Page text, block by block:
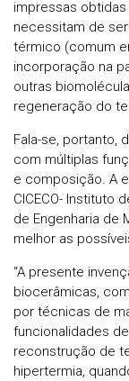
impressas
necessitam de
térmico (comum
incorporação na
outras
regeneração do
Fala-se, portanto,
com múltiplas
e composição. A
CICECO- Instituto
de Engenharia de
melhor as
“A presente
biocerâmicas,
por técnicas de
funcionalidades
reconstrução de
hipertermia,